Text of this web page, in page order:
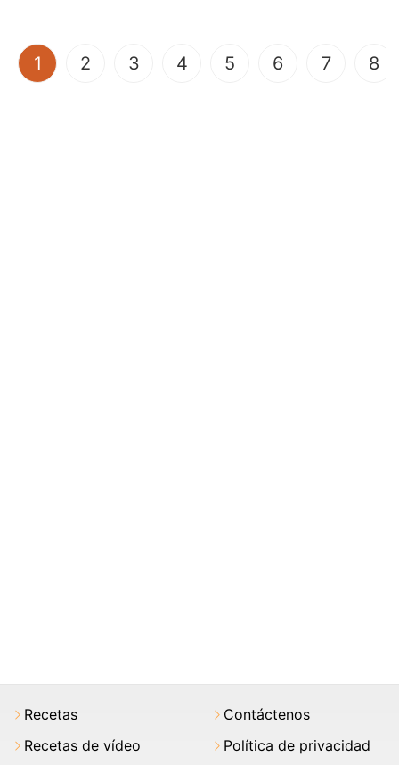
1 (current)
2 3 4 5 6 7 8
Recetas
Recetas de vídeo
Contáctenos
Política de privacidad